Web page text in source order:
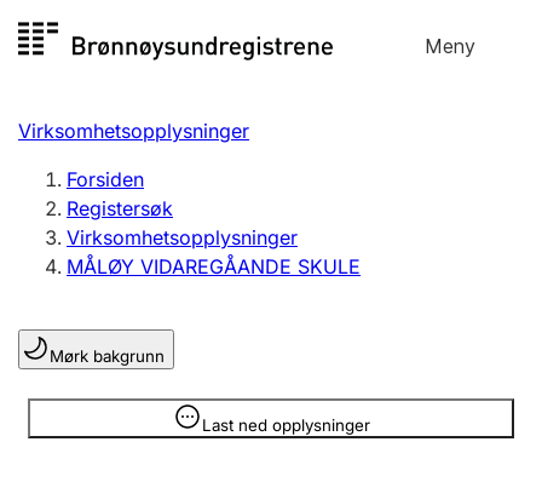
til
Meny
Registersøk
Aksjeselskap
Enkeltpersonforetak
Registrere, endre, slette
Lag og forening
Registrere, endre, slette
Virksomhetsopplysninger
Forsiden
Registersøk
Virksomhetsopplysninger
MÅLØY VIDAREGÅANDE SKULE
Mørk bakgrunn
Last ned opplysninger
Opplysninger er skjult